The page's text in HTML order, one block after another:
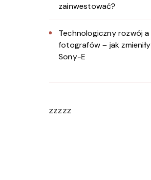
zainwestować?
Technologiczny rozwój
fotografów – jak
Sony-E
zzzzz